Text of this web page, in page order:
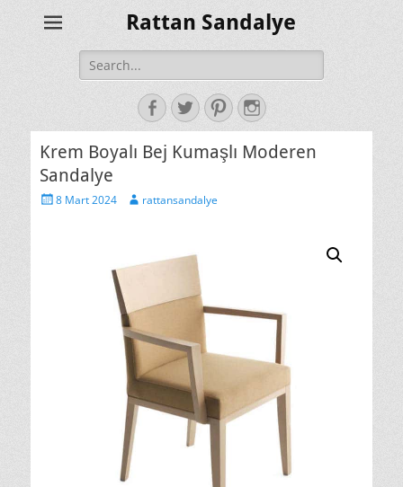
Rattan Sandalye
Search
for:
Facebook
TwitterPinterestInstagram
Krem Boyalı Bej Kumaşlı Moderen
Sandalye
Posted8 Mart 2024 Authorrattansandalye